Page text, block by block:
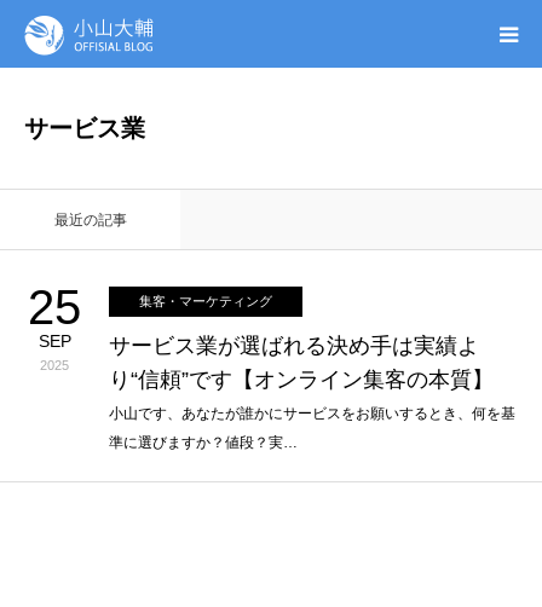
サービス業
最近の記事
25
SEP
2025
集客・マーケティング
サービス業が選ばれる決め手は実績よ
り“信頼”です【オンライン集客の本質】
小山です、あなたが誰かにサービスをお願いするとき、何を基
準に選びますか？値段？実…
無料ガイドブック
オンシク本
プロフィール